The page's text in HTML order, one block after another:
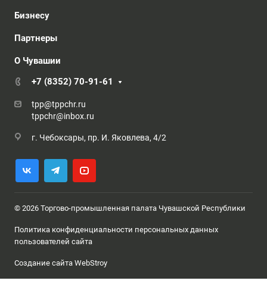
Бизнесу
Партнеры
О Чувашии
+7 (8352) 70-91-61
tpp@tppchr.ru
tppchr@inbox.ru
г. Чебоксары, пр. И. Яковлева, 4/2
© 2026 Торгово-промышленная палата Чувашской Республики
Политика конфиденциальности персональных данных
пользователей сайта
Создание сайта WebStroy